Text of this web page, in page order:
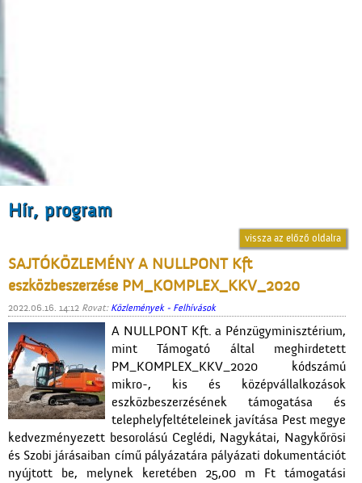
Hír, program
vissza az előző oldalra
SAJTÓKÖZLEMÉNY A NULLPONT Kft
eszközbeszerzése PM_KOMPLEX_KKV_2020
2022.06.16. 14:12 Rovat: Közlemények - Felhívások
A NULLPONT Kft. a Pénzügyminisztérium,
mint Támogató által meghirdetett
PM_KOMPLEX_KKV_2020 kódszámú
mikro-, kis és középvállalkozások
eszközbeszerzésének támogatása és
telephelyfeltételeinek javítása Pest megye
kedvezményezett besorolású Ceglédi, Nagykátai, Nagykőrösi
és Szobi járásaiban című pályázatára pályázati dokumentációt
nyújtott be, melynek keretében 25,00 m Ft támogatási